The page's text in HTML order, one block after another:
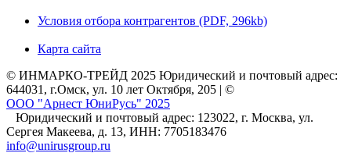
Условия отбора контрагентов (PDF, 296kb)
Карта сайта
© ИНМАРКО-ТРЕЙД 2025 Юридический и почтовый адрес:
644031, г.Омск, ул. 10 лет Октября, 205 | ©
ООО "Арнест ЮниРусь" 2025
Юридический и почтовый адрес: 123022, г. Москва, ул.
Сергея Макеева, д. 13, ИНН: 7705183476
info@unirusgroup.ru